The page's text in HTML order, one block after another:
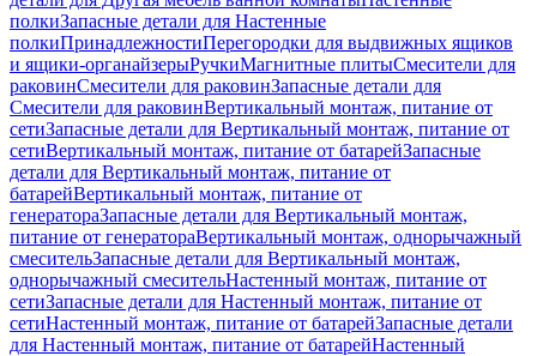
полкиЗапасные детали для Настенные
полкиПринадлежностиПерегородки для выдвижных ящиков
и ящики-органайзерыРучкиМагнитные плитыСмесители для
раковинСмесители для раковинЗапасные детали для
Смесители для раковинВертикальный монтаж, питание от
сетиЗапасные детали для Вертикальный монтаж, питание от
сетиВертикальный монтаж, питание от батарейЗапасные
детали для Вертикальный монтаж, питание от
батарейВертикальный монтаж, питание от
генератораЗапасные детали для Вертикальный монтаж,
питание от генератораВертикальный монтаж, однорычажный
смесительЗапасные детали для Вертикальный монтаж,
однорычажный смесительНастенный монтаж, питание от
сетиЗапасные детали для Настенный монтаж, питание от
сетиНастенный монтаж, питание от батарейЗапасные детали
для Настенный монтаж, питание от батарейНастенный